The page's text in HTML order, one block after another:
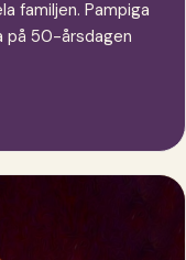
familjen. Pampiga
på 50-årsdagen